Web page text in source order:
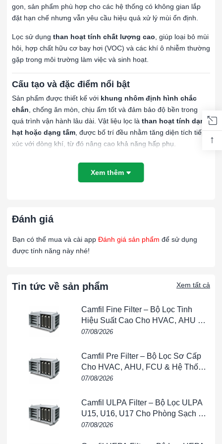
gọn, sản phẩm phù hợp cho các hệ thống có không gian lắp
đặt hạn chế nhưng vẫn yêu cầu hiệu quả xử lý mùi ổn định.
Lọc sử dụng than hoạt tính chất lượng cao , giúp loại bỏ mùi
hôi, hợp chất hữu cơ bay hơi (VOC) và các khí ô nhiễm thường
gặp trong môi trường làm việc và sinh hoạt.
Cấu tạo và đặc điểm nổi bật
Sản phẩm được thiết kế với khung nhôm định hình chắc
chắn , chống ăn mòn, chịu ẩm tốt và đảm bảo độ bền trong
quá trình vận hành lâu dài. Vật liệu lọc là than hoạt tính dạng
hạt hoặc dạng tấm , được bố trí đều nhằm tăng diện tích tiếp
xúc với dòng khí, từ đó nâng cao khả năng hấp phụ.
Độ dày phù hợp giúp lọc duy trìtrở lực thấp
áp lớn cho hệ thống, đồng thời dễ dàng tháo lắp và thay thế
Lọc carbon khung nhôm 400×400×20mm được ứng dụng
trong:
Hệ thốngAHU, HVAC, FCU
Phòng kỹ thuật, phòng máy
Khu vực phát sinh mùi, hơi hóa chất nhẹ
Nhà xưởng quy mô vừa và nhỏ
tăng hiệu quả xử lý mùi và cải thiện chất lượng không khí tổng
Khử mùi hiệu quả, cải thiện môi trường không khí
Hấp phụ khí độc và hơi hóa chất
Xem thêm
Đánh giá
Bạn có thể mua và cài app Đánh giá sản phẩm để sử dụng
được tính năng này nhé!
Tin tức về sản phẩm Xem tất cả
Camfil Fine Filter – Bộ Lọc Tinh
Hiệu Suất Cao Cho HVAC, AHU &
Phòng Sạch
07/08/2026
Camfil Pre Filter – Bộ Lọc Sơ Cấp
Cho HVAC, AHU, FCU & Hệ Thống
Thông Gió
07/08/2026
Camfil ULPA Filter – Bộ Lọc ULPA
U15, U16, U17 Cho Phòng Sạch &
Bán Dẫn
07/08/2026
↑